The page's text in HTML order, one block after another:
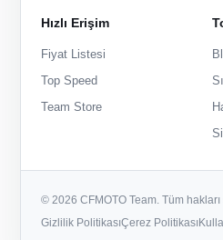
Hızlı Erişim
Fiyat Listesi
Top Speed
Team Store
© 2026 CFMOTO Team. Tüm hakları
Gizlilik PolitikasıÇerez Politikası